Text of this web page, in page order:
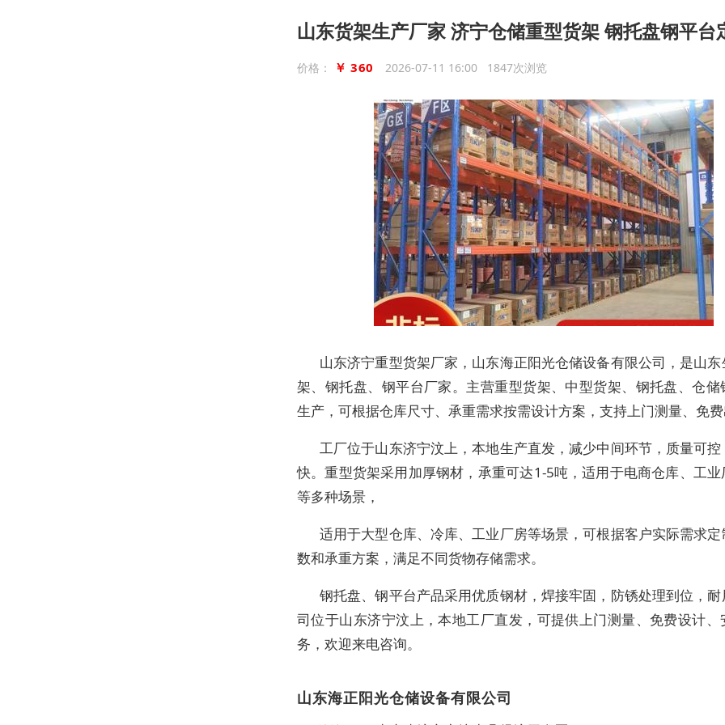
山东货架生产厂家 济宁仓储重型货架 钢托盘钢平台
价格： ￥ 360 2026-07-11 16:00 1847次浏览
山东济宁重型货架厂家，山东海正阳光仓储设备有限公司，是山
架、钢托盘、钢平台厂家。主营重型货架、中型货架、钢托盘、仓储
生产，可根据仓库尺寸、承重需求按需设计方案，支持上门测量、免费
工厂位于山东济宁汶上，本地生产直发，减少中间环节，质量可
快。重型货架采用加厚钢材，承重可达1-5吨，适用于电商仓库、工
等多种场景，
适用于大型仓库、冷库、工业厂房等场景，可根据客户实际需求
数和承重方案，满足不同货物存储需求。
钢托盘、钢平台产品采用优质钢材，焊接牢固，防锈处理到位，
司位于山东济宁汶上，本地工厂直发，可提供上门测量、免费设计、
务，欢迎来电咨询。
山东海正阳光仓储设备有限公司